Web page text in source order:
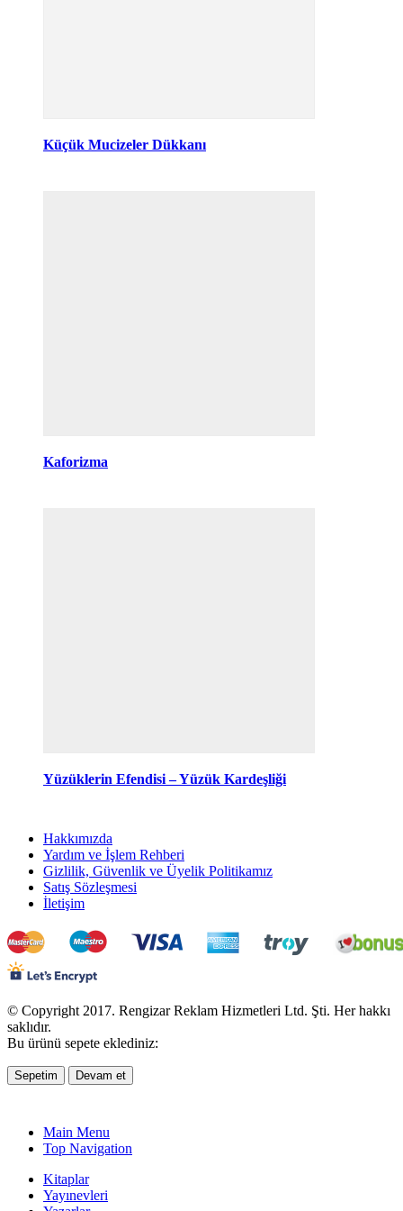
Küçük Mucizeler Dükkanı
Kaforizma
Yüzüklerin Efendisi – Yüzük Kardeşliği
Hakkımızda
Yardım ve İşlem Rehberi
Gizlilik, Güvenlik ve Üyelik Politikamız
Satış Sözleşmesi
İletişim
© Copyright 2017. Rengizar Reklam Hizmetleri Ltd. Şti. Her hakkı
saklıdır.
Bu ürünü sepete eklediniz:
Sepetim Devam et
Main Menu
Top Navigation
Kitaplar
Yayınevleri